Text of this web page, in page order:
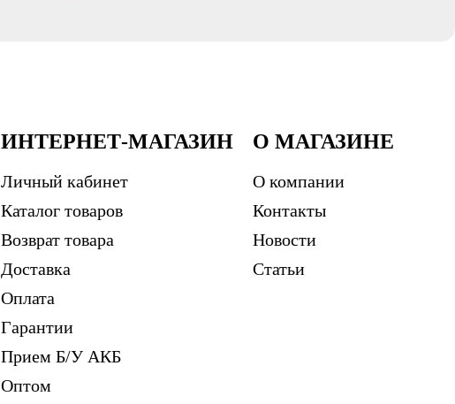
ИНТЕРНЕТ-МАГАЗИН
Личный кабинет
Каталог товаров
Возврат товара
Доставка
Оплата
Гарантии
Прием Б/У АКБ
Оптом
О МАГАЗИНЕ
О компании
Контакты
Новости
Статьи